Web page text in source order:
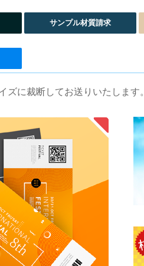
サンプル材質請求
ズに裁断してお送りいたします